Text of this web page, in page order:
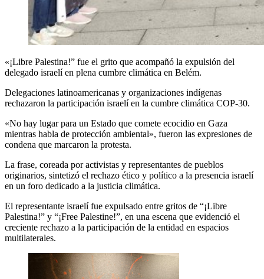
«¡Libre Palestina!” fue el grito que acompañó la expulsión del
delegado israelí en plena cumbre climática en Belém.
Delegaciones latinoamericanas y organizaciones indígenas
rechazaron la participación israelí en la cumbre climática COP-30.
«No hay lugar para un Estado que comete ecocidio en Gaza
mientras habla de protección ambiental», fueron las expresiones de
condena que marcaron la protesta.
La frase, coreada por activistas y representantes de pueblos
originarios, sintetizó el rechazo ético y político a la presencia israelí
en un foro dedicado a la justicia climática.
El representante israelí fue expulsado entre gritos de “¡Libre
Palestina!” y “¡Free Palestine!”, en una escena que evidenció el
creciente rechazo a la participación de la entidad en espacios
multilaterales.